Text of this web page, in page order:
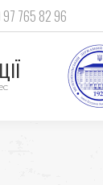
97 765 82 96